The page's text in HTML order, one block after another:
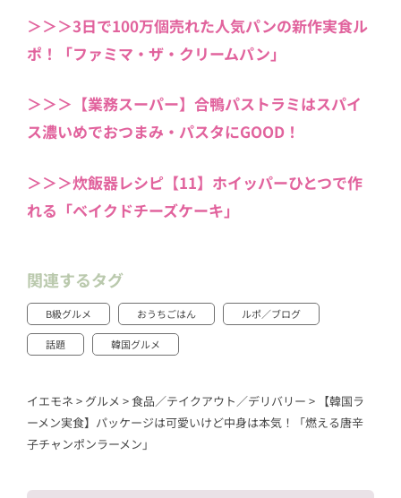
＞＞＞3日で100万個売れた人気パンの新作実食ル
ポ！「ファミマ・ザ・クリームパン」
＞＞＞【業務スーパー】合鴨パストラミはスパイ
ス濃いめでおつまみ・パスタにGOOD！
＞＞＞炊飯器レシピ【11】ホイッパーひとつで作
れる「ベイクドチーズケーキ」
関連するタグ
B級グルメ おうちごはん ルポ／ブログ
話題 韓国グルメ
イエモネ > グルメ >食品／テイクアウト／デリバリー > 【韓国ラ
ーメン実食】パッケージは可愛いけど中身は本気！「燃える唐辛
子チャンポンラーメン」